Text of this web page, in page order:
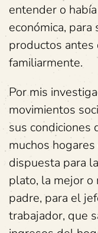
entender o
económica,
productos
familiarmente.
Por mis
movimientos
sus condiciones
muchos
dispuesta para
plato, la mejor o
padre, para el
trabajador, que